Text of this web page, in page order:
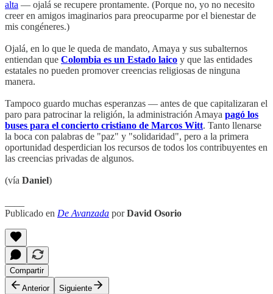
alta — ojalá se recupere prontamente. (Porque no, yo no necesito
creer en amigos imaginarios para preocuparme por el bienestar de
mis congéneres.)
Ojalá, en lo que le queda de mandato, Amaya y sus subalternos
entiendan que Colombia es un Estado laico y que las entidades
estatales no pueden promover creencias religiosas de ninguna
manera.
Tampoco guardo muchas esperanzas — antes de que capitalizaran el
paro para patrocinar la religión, la administración Amaya pagó los
buses para el concierto cristiano de Marcos Witt. Tanto llenarse
la boca con palabras de "paz" y "solidaridad", pero a la primera
oportunidad desperdician los recursos de todos los contribuyentes en
las creencias privadas de algunos.
(vía Daniel)
Publicado en De Avanzada porDavid Osorio
Compartir
Anterior
Siguiente